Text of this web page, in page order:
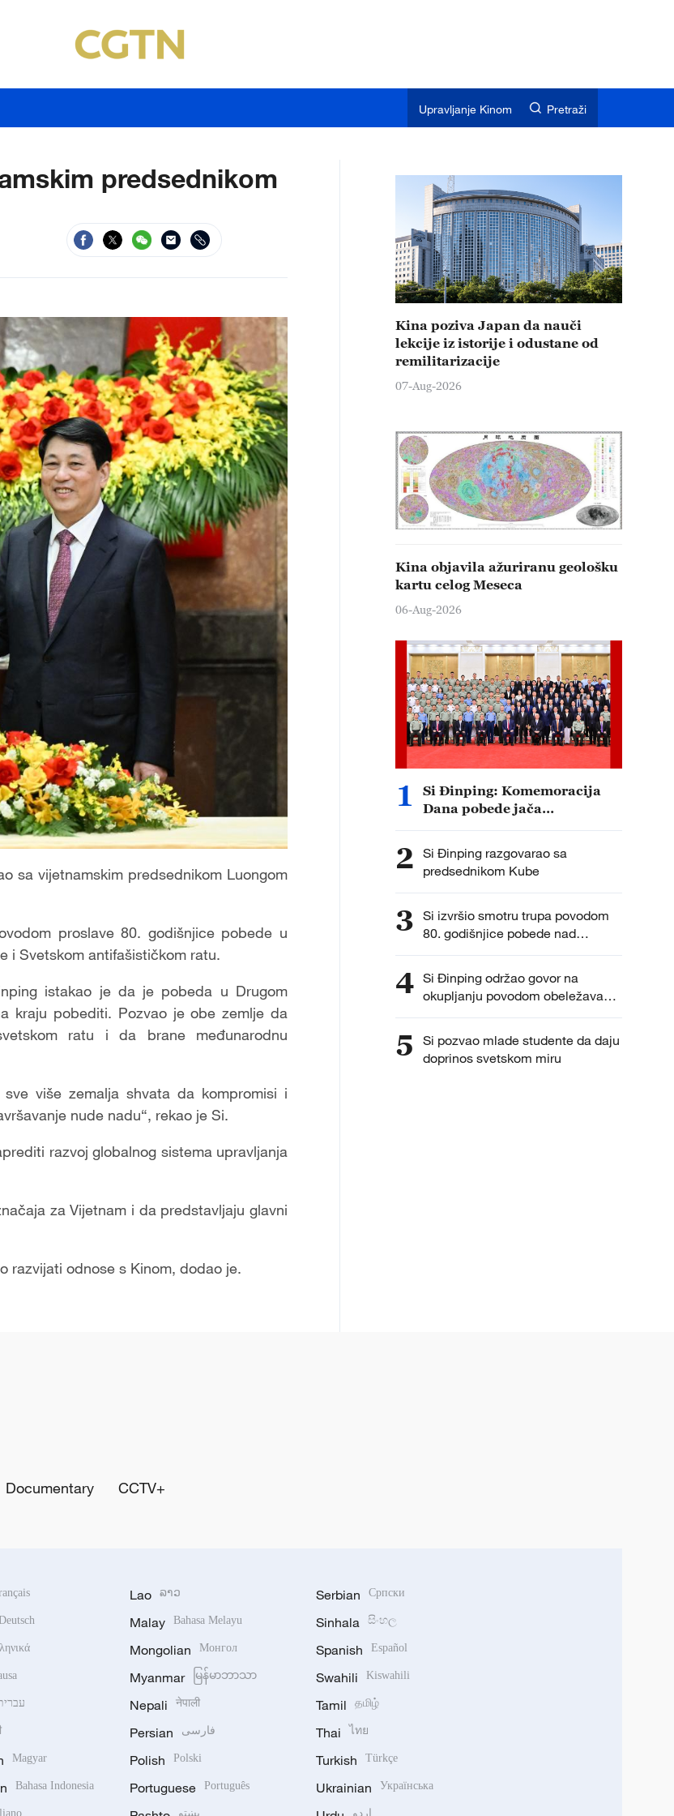
Upravljanje Kinom Pretraži
predsednikom
sa vijetnamskim predsednikom Luongom
proslave 80. godišnjice pobede u
i Svetskom antifašističkom ratu.
istakao je da je pobeda u Drugom
kraju pobediti. Pozvao je obe zemlje da
ratu i da brane međunarodnu
sve više zemalja shvata da kompromisi i
nude nadu“, rekao je Si.
razvoj globalnog sistema upravljanja
za Vijetnam i da predstavljaju glavni
razvijati odnose s Kinom, dodao je.
Kina poziva Japan da nauči
lekcije iz istorije i odustane od
remilitarizacije
07-Aug-2026
Kina objavila ažuriranu geološku
kartu celog Meseca
06-Aug-2026
1
Si Đinping: Komemoracija
Dana pobede jača
2 Si Đinping razgovarao sa
predsednikom Kube
3 Si izvršio smotru trupa povodom
80. godišnjice pobede nad
japanskom agresijom
4 Si Đinping održao govor na
okupljanju povodom obeležavanja
80. godišnjice pobede u ratu
5
Si pozvao mlade studente da daju
doprinos svetskom miru
Documentary CCTV+
Magyar
Bahasa Indonesia
Lao ລາວ
Malay Bahasa Melayu
Mongolian Монгол
Myanmar မြန်မာဘာသာ
Nepali नेपाली
Persian فارسی
Polish Polski
Portuguese Português
پښتو
Serbian Српски
Sinhala සිංහල
Spanish Español
Swahili Kiswahili
Tamil தமிழ்
Thai ไทย
Turkish Türkçe
Ukrainian Українська
اردو